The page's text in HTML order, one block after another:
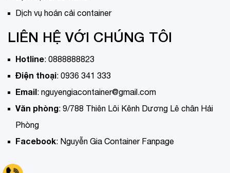
Dịch vụ hoán cải container
LIÊN HỆ VỚI CHÚNG TÔI
Hotline: 0888888823
Điện thoại: 0936 341 333
Email: nguyengiacontainer@gmail.com
Văn phòng: 9/788 Thiên Lôi Kênh Dương Lê chân Hải
Phòng
Facebook: Nguyễn Gia Container Fanpage